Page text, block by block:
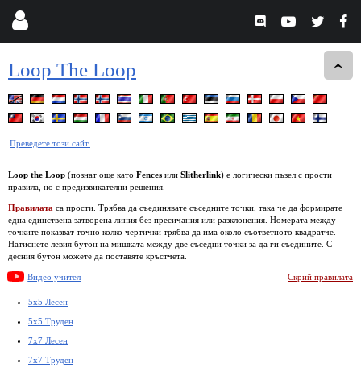
Loop The Loop
Преведете този сайт.
Loop the Loop (познат още като Fences или Slitherlink) е логически пъзел с прости
правила, но с предизвикателни решения.
Правилата са прости. Трябва да съединявате съседните точки, така че да формирате
една единствена затворена линия без пресичания или разклонения. Номерата между
точките показват точно колко чертички трябва да има около съответното квадратче.
Натиснете левия бутон на мишката между две съседни точки за да ги съедините. С
десния бутон можете да поставяте кръстчета.
Видео учител Скрий правилата
5x5 Лесен
5x5 Труден
7x7 Лесен
7x7 Труден